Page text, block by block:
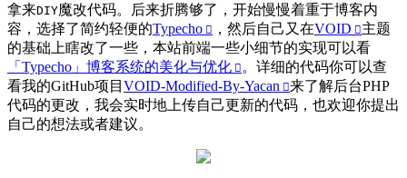
拿来DIY魔改代码。后来折腾够了，开始慢慢着重于博客内
容，选择了简约轻便的Typecho ，然后自己又在VOID
主题
的基础上瞎改了一些，本站前端一些小细节的实现可以看
「Typecho」博客系统的美化与优化
。详细的代码你可以查
看我的GitHub项目 VOID-Modified-By-Yacan
来了解后台PHP
代码的更改，我会实时地上传自己更新的代码，也欢迎你提出
自己的想法或者建议。